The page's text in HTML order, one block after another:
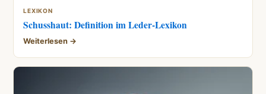
LEXIKON
Schusshaut: Definition im Leder-Lexikon
Weiterlesen →